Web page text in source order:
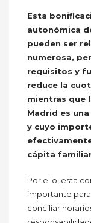
Esta
autonómica
pueden ser
numerosa,
requisitos y
reduce la
mientras que
Madrid es
y cuyo
cápita
Por ello, esta
importante
conciliar